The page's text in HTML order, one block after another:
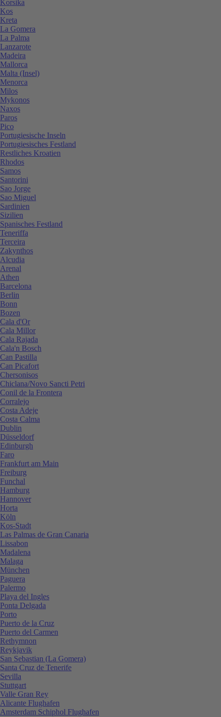
Korsika
Kos
Kreta
La Gomera
La Palma
Lanzarote
Madeira
Mallorca
Malta (Insel)
Menorca
Milos
Mykonos
Naxos
Paros
Pico
Portugiesische Inseln
Portugiesisches Festland
Restliches Kroatien
Rhodos
Samos
Santorini
Sao Jorge
Sao Miguel
Sardinien
Sizilien
Spanisches Festland
Teneriffa
Terceira
Zakynthos
Alcudia
Arenal
Athen
Barcelona
Berlin
Bonn
Bozen
Cala d'Or
Cala Millor
Cala Rajada
Cala'n Bosch
Can Pastilla
Can Picafort
Chersonisos
Chiclana/Novo Sancti Petri
Conil de la Frontera
Corralejo
Costa Adeje
Costa Calma
Dublin
Düsseldorf
Edinburgh
Faro
Frankfurt am Main
Freiburg
Funchal
Hamburg
Hannover
Horta
Köln
Kos-Stadt
Las Palmas de Gran Canaria
Lissabon
Madalena
Malaga
München
Paguera
Palermo
Playa del Ingles
Ponta Delgada
Porto
Puerto de la Cruz
Puerto del Carmen
Rethymnon
Reykjavik
San Sebastian (La Gomera)
Santa Cruz de Tenerife
Sevilla
Stuttgart
Valle Gran Rey
Alicante Flughafen
Amsterdam Schiphol Flughafen